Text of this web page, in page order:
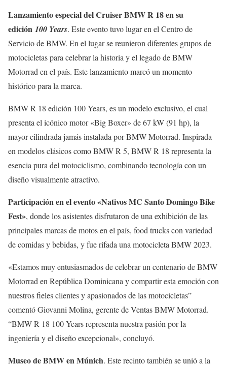
Lanzamiento especial del Cruiser BMW R 18 en su
edición 100 Years. Este evento tuvo lugar en el Centro de
Servicio de BMW. En el lugar se reunieron diferentes grupos de
motocicletas para celebrar la historia y el legado de BMW
Motorrad en el país. Este lanzamiento marcó un momento
histórico para la marca.
BMW R 18 edición 100 Years, es un modelo exclusivo, el cual
presenta el icónico motor «Big Boxer» de 67 kW (91 hp), la
mayor cilindrada jamás instalada por BMW Motorrad. Inspirada
en modelos clásicos como BMW R 5, BMW R 18 representa la
esencia pura del motociclismo, combinando tecnología con un
diseño visualmente atractivo.
Participación en el evento «Nativos MC Santo Domingo Bike
Fest», donde los asistentes disfrutaron de una exhibición de las
principales marcas de motos en el país, food trucks con variedad
de comidas y bebidas, y fue rifada una motocicleta BMW 2023.
«Estamos muy entusiasmados de celebrar un centenario de BMW
Motorrad en República Dominicana y compartir esta emoción con
nuestros fieles clientes y apasionados de las motocicletas”
comentó Giovanni Molina, gerente de Ventas BMW Motorrad.
“BMW R 18 100 Years representa nuestra pasión por la
ingeniería y el diseño excepcional», concluyó.
Museo de BMW en Múnich. Este recinto también se unió a la